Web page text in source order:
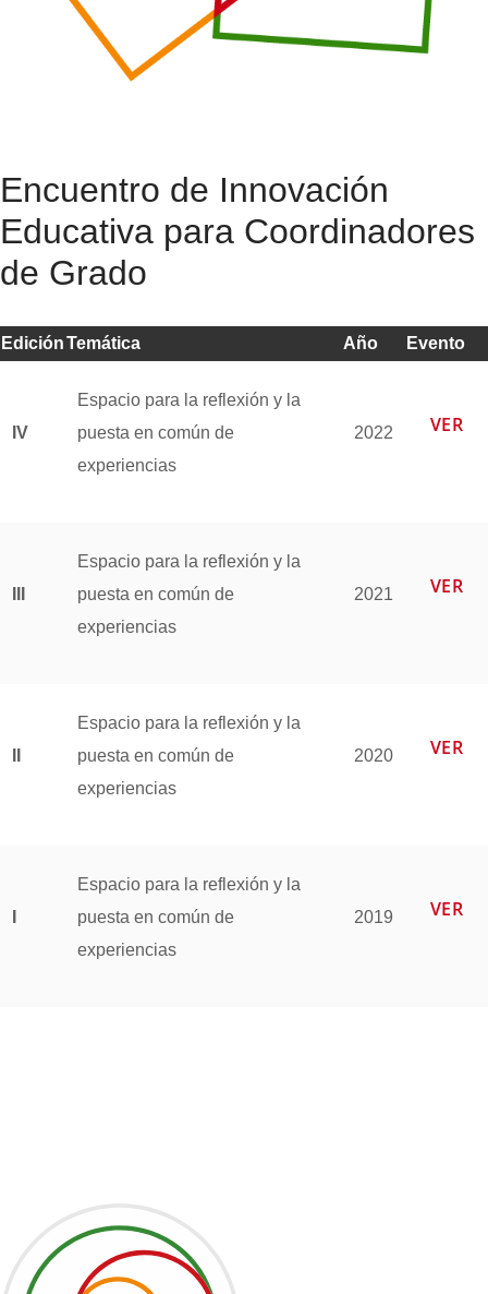
Encuentro de Innovación
Educativa para Coordinadores
de Grado
EdiciónTemática Año Evento
IV
Espacio para la reflexión y la
puesta en común de
experiencias
2022 VER
Espacio para la reflexión y la
puesta en común de
experiencias
2021 VER
Espacio para la reflexión y la
puesta en común de
experiencias
2020 VER
Espacio para la reflexión y la
puesta en común de
experiencias
2019 VER